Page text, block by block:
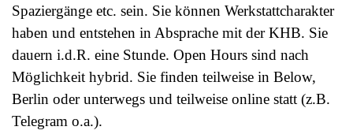
Spaziergänge etc. sein. Sie können Werkstattcharakter
haben und entstehen in Absprache mit der KHB. Sie
dauern i.d.R. eine Stunde. Open Hours sind nach
Möglichkeit hybrid. Sie finden teilweise in Below,
Berlin oder unterwegs und teilweise online statt (z.B.
Telegram o.a.).